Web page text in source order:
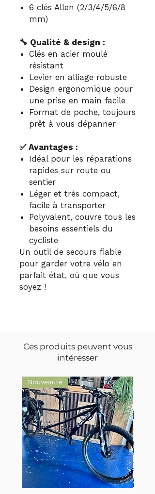
6 clés Allen (2/3/4/5/6/8
mm)
🔧 Qualité & design :
Clés en acier moulé
résistant
Levier en alliage robuste
Design ergonomique pour
une prise en main facile
Format de poche, toujours
prêt à vous dépanner
✅ Avantages :
Idéal pour les réparations
rapides sur route ou
sentier
Léger et très compact,
facile à transporter
Polyvalent, couvre tous les
besoins essentiels du
cycliste
Un outil de secours fiable
pour garder votre vélo en
parfait état, où que vous
soyez !
Ces produits peuvent vous
intéresser
Nouveauté